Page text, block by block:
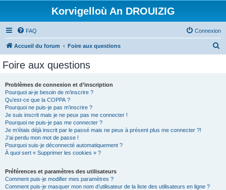
Korvigelloù An DROUIZIG
FAQ Connexion
Accueil du forum Foire aux questions
Foire aux questions
Problèmes de connexion et d’inscription
Pourquoi ai-je besoin de m’inscrire ?
Qu’est-ce que la COPPA ?
Pourquoi ne puis-je pas m’inscrire ?
Je suis inscrit mais je ne peux pas me connecter !
Pourquoi ne puis-je pas me connecter ?
Je m’étais déjà inscrit par le passé mais ne peux à présent plus me connecter ?!
J’ai perdu mon mot de passe !
Pourquoi suis-je déconnecté automatiquement ?
À quoi sert « Supprimer les cookies » ?
Préférences et paramètres des utilisateurs
Comment puis-je modifier mes paramètres ?
Comment puis-je masquer mon nom d’utilisateur de la liste des utilisateurs en ligne ?